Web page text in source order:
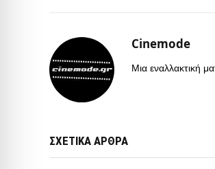
Cinemode
Μια εναλλακτική
ΣΧΕΤΙΚΑ ΑΡΘΡΑ